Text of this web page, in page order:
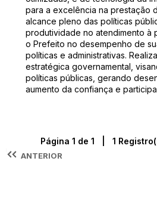
para a excelência na prestação
alcance pleno das políticas
produtividade no atendimento à
o Prefeito no desempenho de
políticas e administrativas.
estratégica governamental,
políticas públicas, gerando
aumento da confiança e
ANTERIOR
Página 1 de 1 | 1